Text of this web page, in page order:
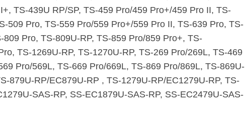
TS-439U RP/SP, TS-459 Pro/459 Pro+/459 Pro II, TS-
509 Pro, TS-559 Pro/559 Pro+/559 Pro II, TS-639 Pro, TS-
Pro, TS-809U-RP, TS-859 Pro/859 Pro+, TS-
TS-1269U-RP, TS-1270U-RP, TS-269 Pro/269L, TS-469
Pro/569L, TS-669 Pro/669L, TS-869 Pro/869L, TS-869U-
879U-RP/EC879U-RP , TS-1279U-RP/EC1279U-RP, TS-
SAS-RP, SS-EC1879U-SAS-RP, SS-EC2479U-SAS-